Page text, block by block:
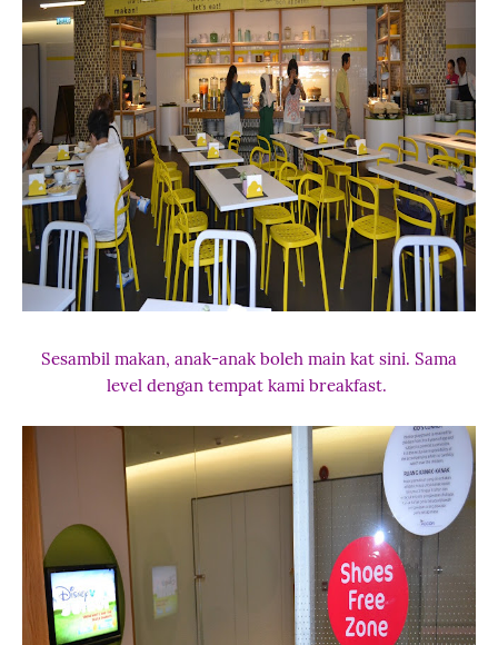
Sesambil makan, anak-anak boleh main kat sini. Sama
level dengan tempat kami breakfast.